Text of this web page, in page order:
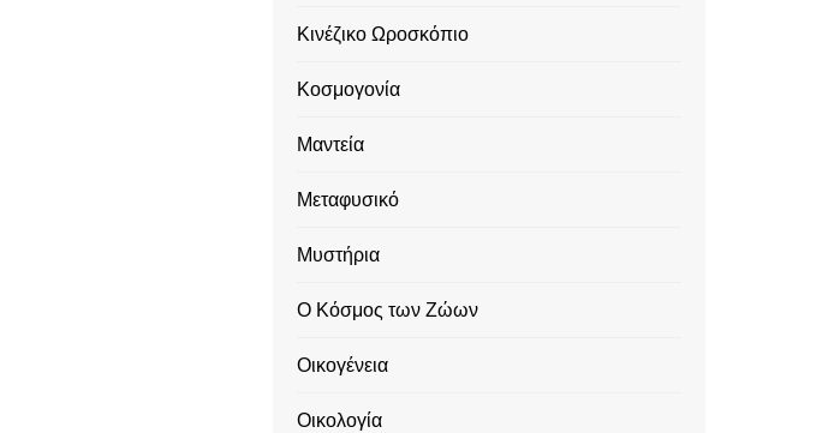
Κινέζικο Ωροσκόπιο
Κοσμογονία
Μαντεία
Μεταφυσικό
Μυστήρια
Ο Κόσμος των Ζώων
Οικογένεια
Οικολογία